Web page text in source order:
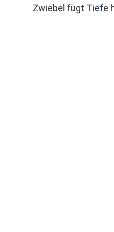
Zwiebel fügt Tiefe